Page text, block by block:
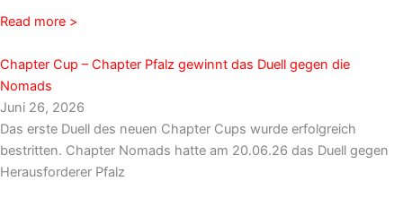
Read more >
Chapter Cup – Chapter Pfalz gewinnt das Duell gegen die
Nomads
Juni 26, 2026
Das erste Duell des neuen Chapter Cups wurde erfolgreich
bestritten. Chapter Nomads hatte am 20.06.26 das Duell gegen
Herausforderer Pfalz